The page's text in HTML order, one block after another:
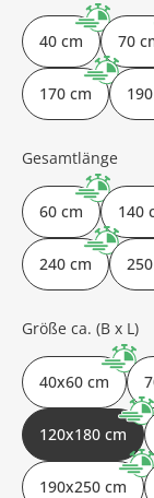
40 cm 70
170 cm
Gesamtlänge
60 cm 140
240 cm
Größe ca. (B x L)
40x60 cm
120x180 cm
190x250 cm